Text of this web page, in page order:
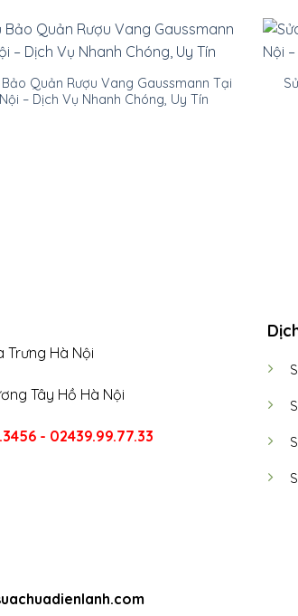
Quản Rượu Vang Gaussmann Tại
– Dịch Vụ Nhanh Chóng, Uy Tín
Trưng Hà Nội
Tây Hồ Hà Nội
- 02439.99.77.33